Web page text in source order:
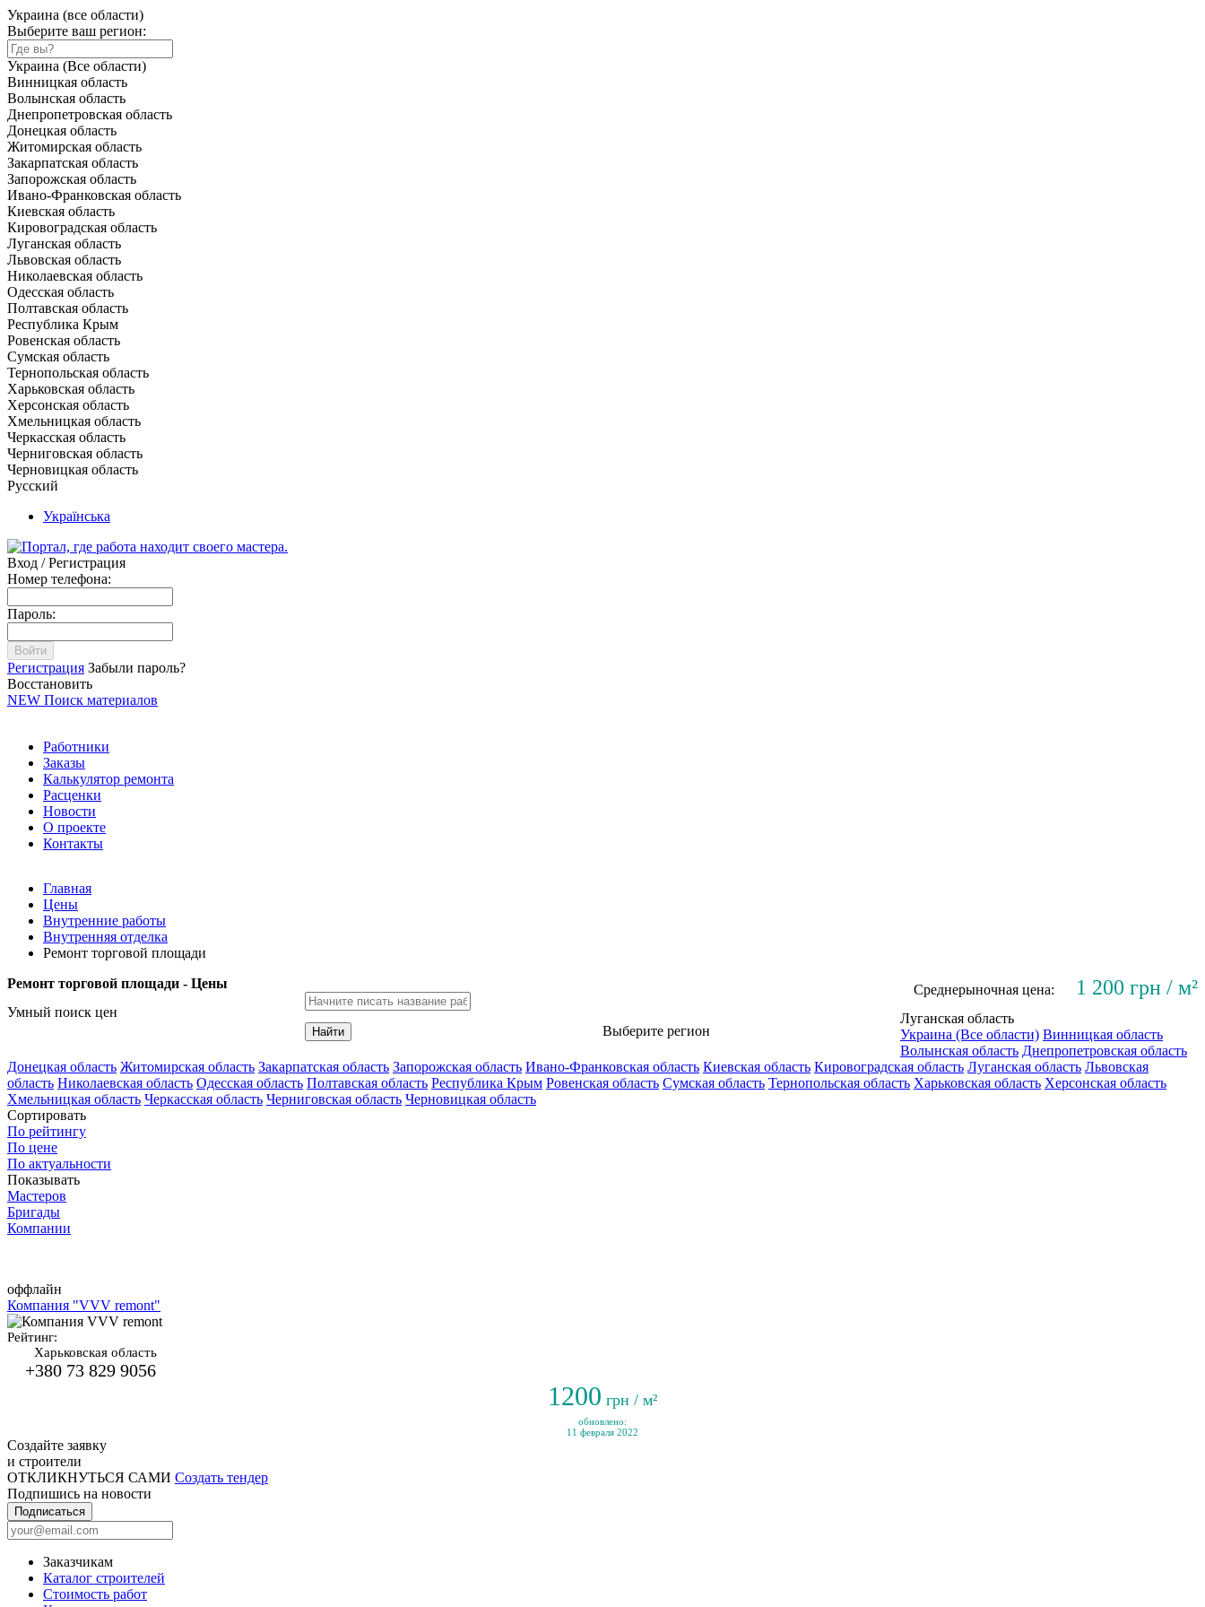
Украина (все области)
Выберите ваш регион:
Украина (Все области)
Винницкая область
Волынская область
Днепропетровская область
Донецкая область
Житомирская область
Закарпатская область
Запорожская область
Ивано-Франковская область
Киевская область
Кировоградская область
Луганская область
Львовская область
Николаевская область
Одесская область
Полтавская область
Республика Крым
Ровенская область
Сумская область
Тернопольская область
Харьковская область
Херсонская область
Хмельницкая область
Черкасская область
Черниговская область
Черновицкая область
Русский
Українська
Вход / Регистрация
Номер телефона:
Пароль:
Войти
Регистрация Забыли пароль?
Восстановить
NEW Поиск материалов
Работники
Заказы
Калькулятор ремонта
Расценки
Новости
О проекте
Контакты
Главная
Цены
Внутренние работы
Внутренняя отделка
Ремонт торговой площади
Ремонт торговой площади - Цены
Среднерыночная цена: 1 200 грн / м²
Умный поиск цен
Найти Выберите регион
Луганская область
Украина (Все области) Винницкая область
Волынская область Днепропетровская область
Донецкая область Житомирская область Закарпатская область Запорожская область Ивано-Франковская область Киевская область Кировоградская область Луганская область Львовская
область Николаевская область Одесская область Полтавская область Республика Крым Ровенская область Сумская область Тернопольская область Харьковская область Херсонская область
Хмельницкая область Черкасская область Черниговская область Черновицкая область
Сортировать
По рейтингу
По цене
По актуальности
Показывать
Мастеров
Бригады
Компании
оффлайн
Компания "VVV remont"
Рейтинг:
Харьковская область
+380 73 829 9056
1200 грн / м²
обновлено:
11 февраля 2022
Создайте заявку
и строители
ОТКЛИКНУТЬСЯ САМИ Создать тендер
Подпишись на новости
Подписаться
Заказчикам
Каталог строителей
Стоимость работ